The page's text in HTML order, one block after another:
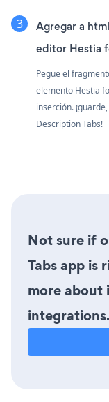
Agregar a
editor Hestia
Pegue el
elemento Hestia
inserción.
Description Tabs!
Not sure if
Tabs app is
more about
integrations.